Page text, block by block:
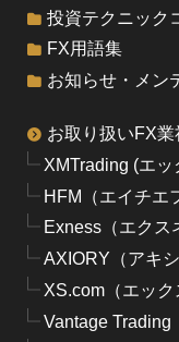
投資テクニック
FX用語集
お知らせ・メン
お取り扱いFX業
XMTrading (エッ
HFM（エイチエ
Exness（エクス
AXIORY（アキシ
XS.com（エック
Vantage Trading